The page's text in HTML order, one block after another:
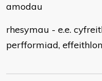
amodau
rhesymau - e.e.
perfformiad,